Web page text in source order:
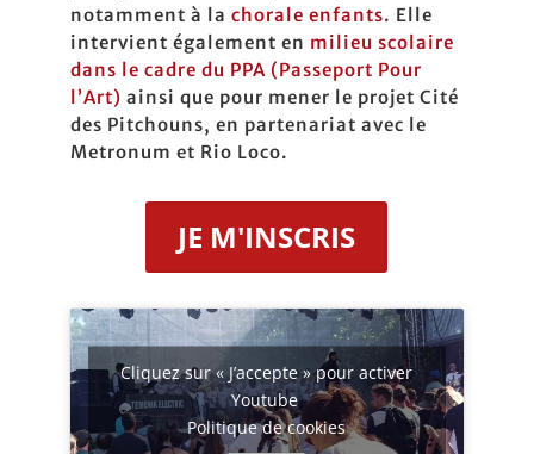
notamment à la chorale enfants. Elle
intervient également en milieu scolaire
dans le cadre du PPA (Passeport Pour
l’Art) ainsi que pour mener le projet Cité
des Pitchouns, en partenariat avec le
Metronum et Rio Loco.
JE M'INSCRIS
Cliquez sur « J’accepte » pour activer
Youtube
Politique de cookies